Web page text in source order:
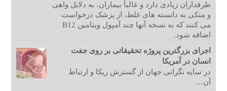
طرفداران زیادی دارد و غالبأ بیماران، به دلایل واهی
و متکی به دانسته های غلط، از پزشک درخواست
می کنند که به نسخه آنها چند آمپول ویتامین B12
اضافه شود.
اجرای بزرگترین پروژه تحقیقاتی بر روی جفت
انسان در آمریکا
در سایه نگرانی جهان از گسترش زیکا و ارتباط
آن…